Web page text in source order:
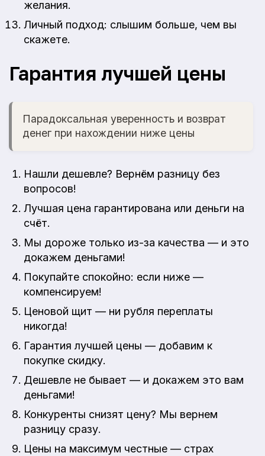
желания.
Личный подход: слышим больше, чем вы
скажете.
Гарантия лучшей цены
Парадоксальная уверенность и возврат
денег при нахождении ниже цены
Нашли дешевле? Вернём разницу без
вопросов!
Лучшая цена гарантирована или деньги на
счёт.
Мы дороже только из-за качества — и это
докажем деньгами!
Покупайте спокойно: если ниже —
компенсируем!
Ценовой щит — ни рубля переплаты
никогда!
Гарантия лучшей цены — добавим к
покупке скидку.
Дешевле не бывает — и докажем это вам
деньгами!
Конкуренты снизят цену? Мы вернем
разницу сразу.
Цены на максимум честные — страх